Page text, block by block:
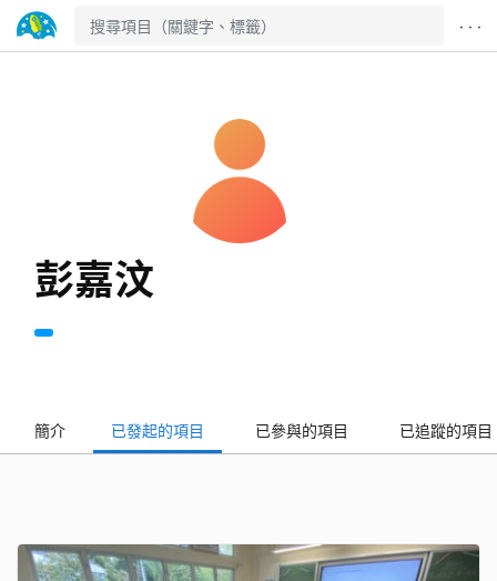
· · ·
彭嘉汶
簡介 已發起的項目 已參與的項目 已追蹤的項目